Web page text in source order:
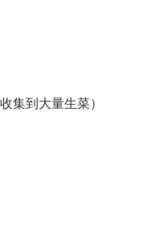
集到大量生菜）